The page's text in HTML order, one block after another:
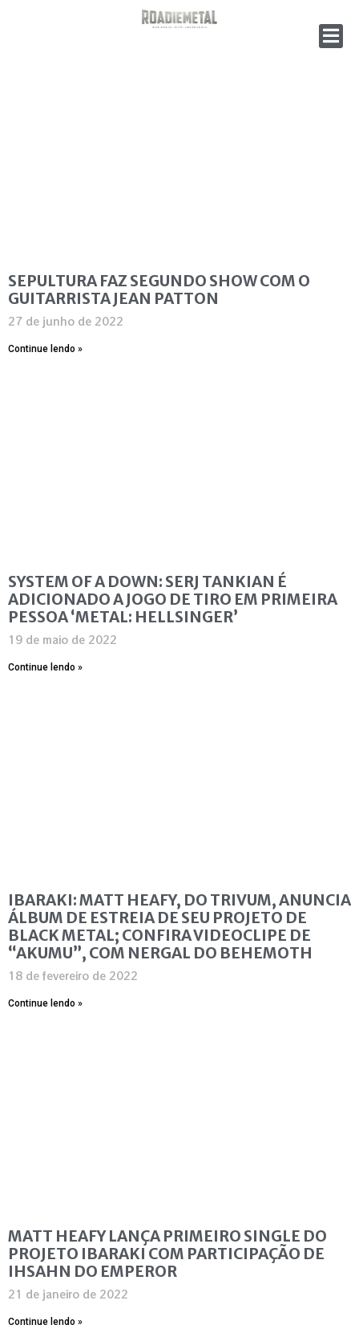
SEPULTURA FAZ SEGUNDO SHOW COM O
GUITARRISTA JEAN PATTON
27 de junho de 2022
Continue lendo »
SYSTEM OF A DOWN: SERJ TANKIAN É
ADICIONADO A JOGO DE TIRO EM PRIMEIRA
PESSOA ‘METAL: HELLSINGER’
19 de maio de 2022
Continue lendo »
IBARAKI: MATT HEAFY, DO TRIVUM, ANUNCIA
ÁLBUM DE ESTREIA DE SEU PROJETO DE
BLACK METAL; CONFIRA VIDEOCLIPE DE
“AKUMU”, COM NERGAL DO BEHEMOTH
18 de fevereiro de 2022
Continue lendo »
MATT HEAFY LANÇA PRIMEIRO SINGLE DO
PROJETO IBARAKI COM PARTICIPAÇÃO DE
IHSAHN DO EMPEROR
21 de janeiro de 2022
Continue lendo »